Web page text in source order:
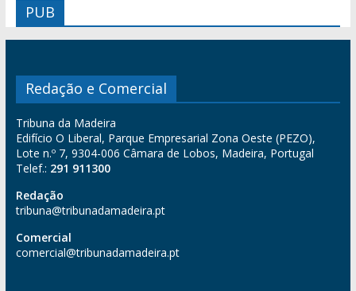
PUB
Redação e Comercial
Tribuna da Madeira
Edifício O Liberal, Parque Empresarial Zona Oeste (PEZO),
Lote n.º 7, 9304-006 Câmara de Lobos, Madeira, Portugal
Telef.: 291 911300
Redação
tribuna@tribunadamadeira.pt
Comercial
comercial@tribunadamadeira.pt